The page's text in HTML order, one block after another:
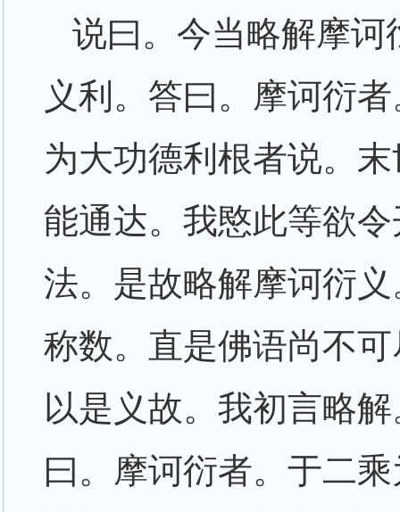
说曰。今当略解摩
义利。答曰。摩诃衍
为大功德利根者说。
能通达。我愍此等欲
法。是故略解摩诃衍
称数。直是佛语尚不
以是义故。我初言略
曰。摩诃衍者。于二